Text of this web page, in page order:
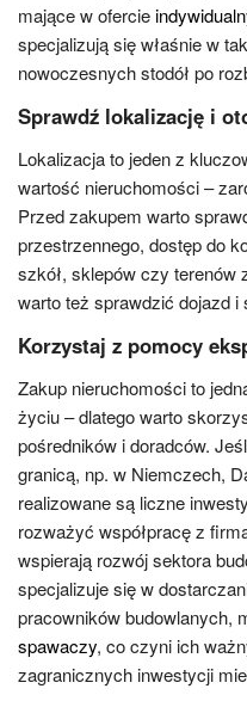
mające w ofercie
specjalizują się właśnie w
nowoczesnych stodół po
Sprawdź lokalizację i
Lokalizacja to jeden z
wartość nieruchomości –
Przed zakupem warto
przestrzennego, dostęp do
szkół, sklepów czy terenów
warto też sprawdzić dojazd i
Korzystaj z pomocy
Zakup nieruchomości to
życiu – dlatego warto
pośredników i doradców.
granicą, np. w Niemczech,
realizowane są liczne
rozważyć współpracę z
wspierają rozwój sektora
specjalizuje się w
pracowników budowlanych,
spawaczy, co czyni ich
zagranicznych inwestycji